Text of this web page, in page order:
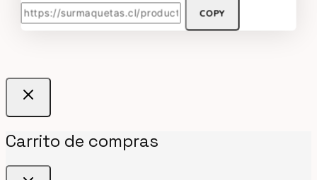
COPY
Carrito de compras